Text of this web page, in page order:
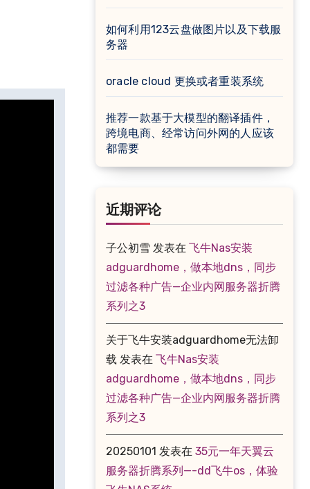
如何利用123云盘做图片以及下载服
务器
oracle cloud 更换或者重装系统
推荐一款基于大模型的翻译插件，
跨境电商、经常访问外网的人应该
都需要
近期评论
子公初雪 发表在 飞牛Nas安装
adguardhome，做本地dns，同步
过滤各种广告—企业内网服务器折腾
系列之3
关于飞牛安装adguardhome无法卸
载 发表在 飞牛Nas安装
adguardhome，做本地dns，同步
过滤各种广告—企业内网服务器折腾
系列之3
20250101 发表在 35元一年天翼云
服务器折腾系列—-dd飞牛os，体验